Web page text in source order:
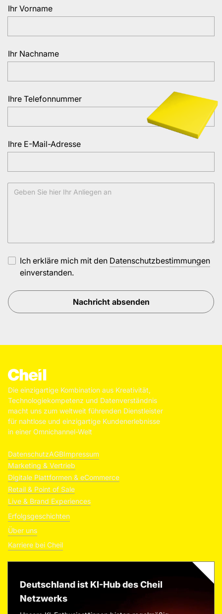
Ihr Vorname
Ihr Nachname
Ihre Telefonnummer
Ihre E-Mail-Adresse
Ich erkläre mich mit den Datenschutzbestimmungen
einverstanden.
Die einzigartige Kombination aus Kreativität,
Technologiekompetenz und Datenverständnis
macht uns zum weltweit führenden Dienstleister
für nahtlose und einzigartige Kundenerlebnisse
in einer Omnichannel-Welt
DatenschutzAGBImpressum
Marketing & Vertrieb
Digitale Plattformen & eCommerce
Retail & Point of Sale
Live & Brand Experiences
Erfolgsgeschichten
Über uns
Karriere bei Cheil
Deutschland ist KI-Hub des Cheil
Netzwerks